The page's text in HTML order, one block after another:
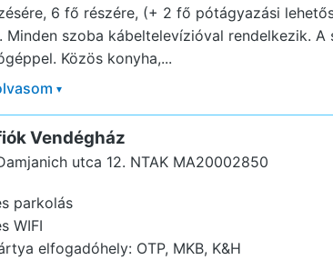
6 fő részére, (+ 2 fő pótágyazási
Minden szoba kábeltelevízióval rendelkezik.
Közös konyha,...
▾
Vendégház
utca 12. NTAK MA20002850
parkolás
WIFI
elfogadóhely: OTP, MKB, K&H